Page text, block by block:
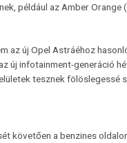
például az Amber
az új Opel Astráéhoz
új infotainment-generáció
tesznek fölöslegessé
követően a benzines